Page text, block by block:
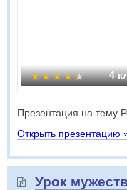
4
Презентация на тему
Открыть презентацию
Урок